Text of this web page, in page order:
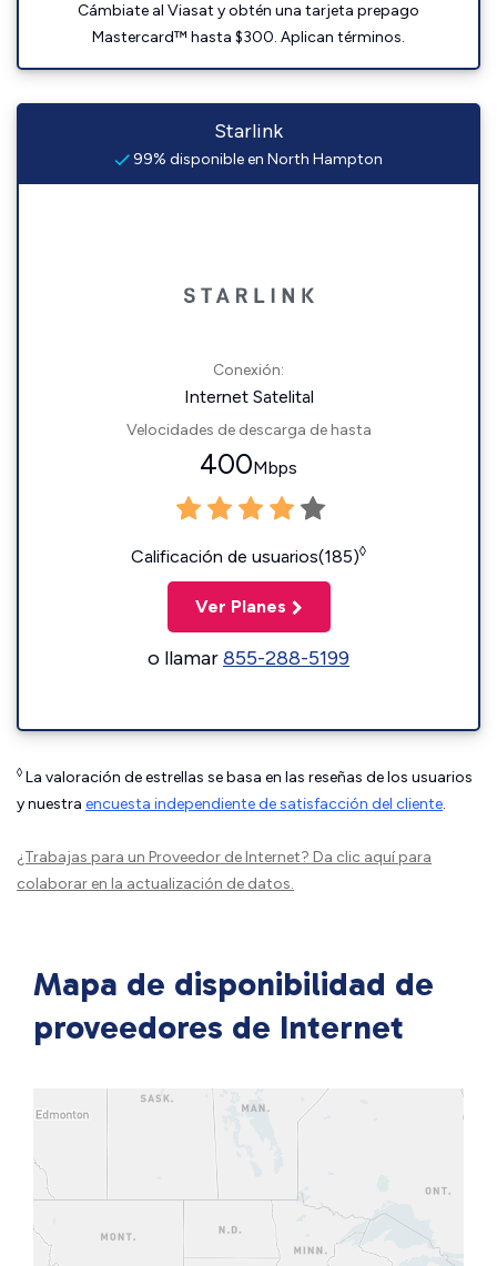
Cámbiate al Viasat y obtén una tarjeta prepago
Mastercard™ hasta $300. Aplican términos.
Starlink
99% disponible en North Hampton
Conexión:
Internet Satelital
Velocidades de descarga de hasta
400Mbps
Calificación de usuarios(185)◊
Ver Planes
o llamar855-288-5199
◊ La valoración de estrellas se basa en las reseñas de los usuarios
y nuestra encuesta independiente de satisfacción del cliente.
¿Trabajas para un Proveedor de Internet? Da clic aquípara
colaborar en la actualización de datos.
Mapa de disponibilidad de
proveedores de Internet